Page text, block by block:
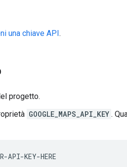
una chiave API.
progetto.
GOOGLE_MAPS_API_KEY .